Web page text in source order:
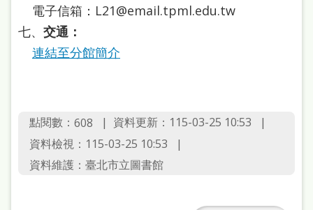
兒
電子信箱：L21@email.tpml.edu.tw
七、 交通：
連結至分館簡介
點閱數： 608
資料更新：115-03-25 10:53
資料檢視：115-03-25 10:53
資料維護：臺北市立圖書館